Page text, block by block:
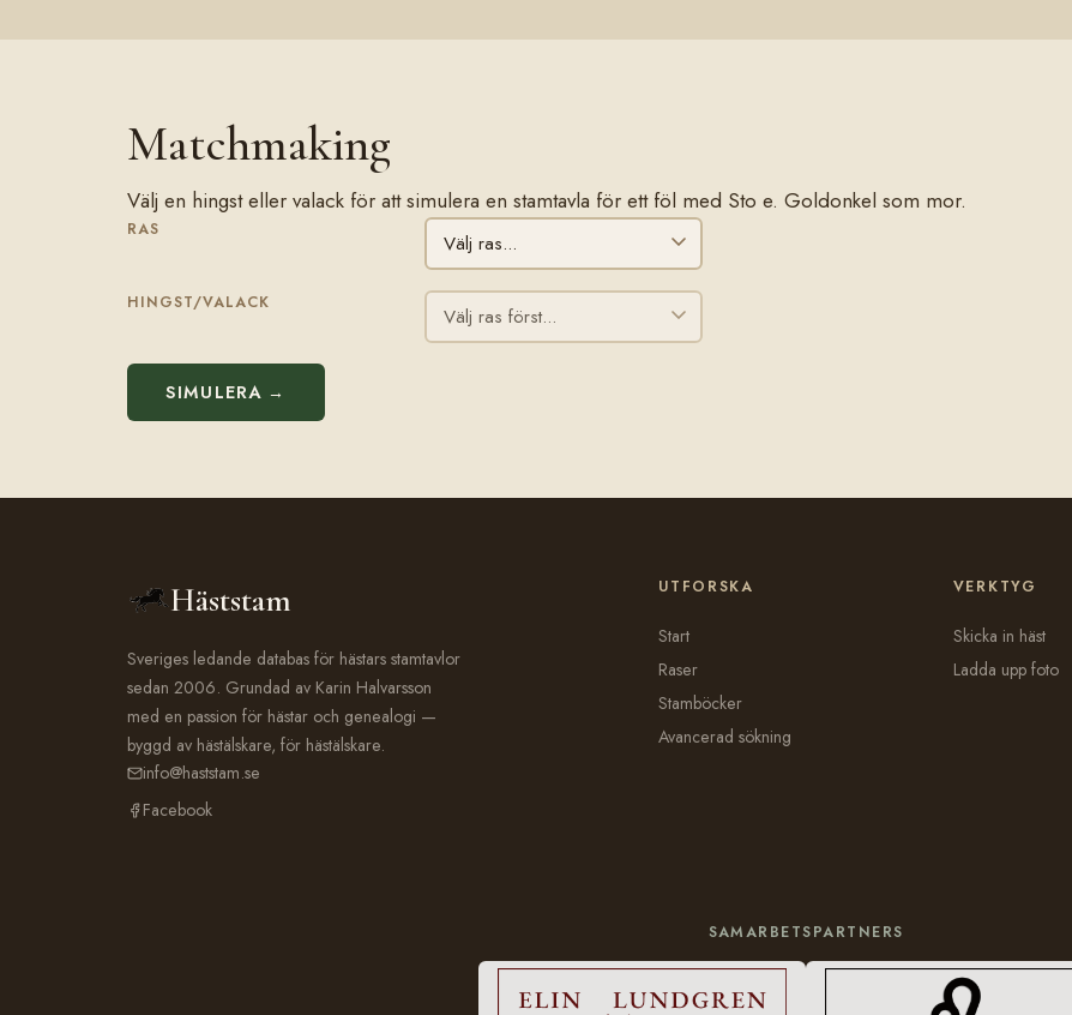
Matchmaking
Välj en hingst eller valack för att simulera en stamtavla för ett föl med Sto e. Goldonkel som mor.
RAS
HINGST/VALACK
SIMULERA →
Häststam
Sveriges ledande databas för hästars stamtavlor
sedan 2006. Grundad av Karin Halvarsson
med en passion för hästar och genealogi —
byggd av hästälskare, för hästälskare.
info@haststam.se
Facebook
UTFORSKA
Start
Raser
Stamböcker
Avancerad sökning
VERKTYG
Skicka in häst
Ladda upp foto
SAMARBETSPARTNERS